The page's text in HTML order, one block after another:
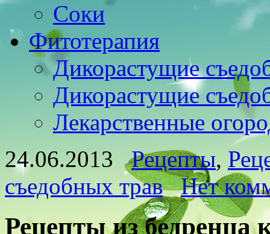
Соки
Фитотерапия
Дикорастущие
Дикорастущие
Лекарственные
24.06.2013
Рецепты,
съедобных трав
Нет
Рецепты из бедренца